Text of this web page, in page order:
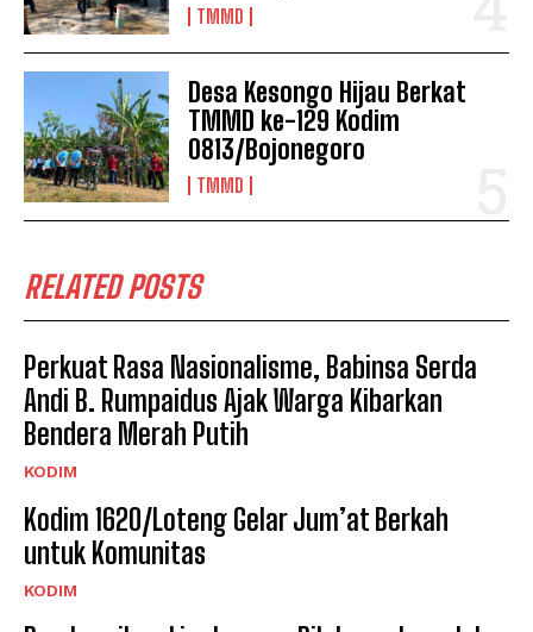
TMMD
Desa Kesongo Hijau Berkat
TMMD ke-129 Kodim
0813/Bojonegoro
TMMD
RELATED POSTS
Perkuat Rasa Nasionalisme, Babinsa Serda
Andi B. Rumpaidus Ajak Warga Kibarkan
Bendera Merah Putih
KODIM
Kodim 1620/Loteng Gelar Jum’at Berkah
untuk Komunitas
KODIM